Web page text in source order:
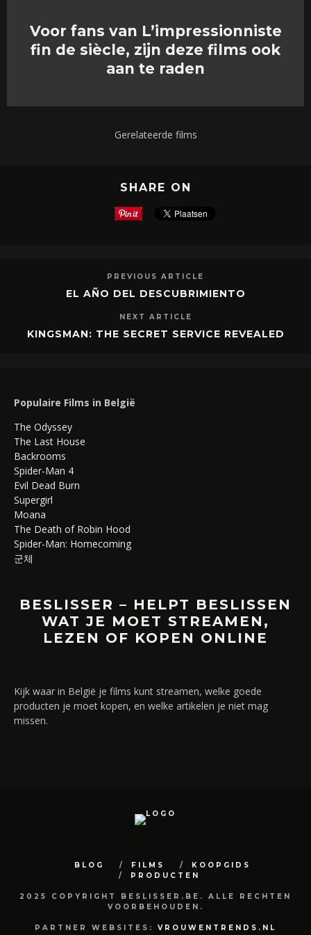
Voor fans van L’impressionniste
fin de siècle, zijn deze films ook
aan te raden
Gerelateerde films
SHARE ON
PREVIOUS ARTICLE
EL AÑO DEL DESCUBRIMIENTO
NEXT ARTICLE
KINGSMAN: THE SECRET SERVICE REVEALED
Populaire Films in België
The Odyssey
The Last House
Backrooms
Spider-Man 4
Evil Dead Burn
Supergirl
Moana
The Death of Robin Hood
Spider-Man: Homecoming
군체
BESLISSER – HELPT BESLISSEN
WAT JE MOET STREAMEN,
LEZEN OF KOPEN ONLINE
Kijk waar in België je films kunt streamen, welke goede
producten je moet kopen, en welke artikelen je niet mag
missen.
BLOG FILMS
KOOPGIDS
PRODUCTEN
2025 COPYRIGHT BESLISSER.BE. ALLE RECHTEN
VOORBEHOUDEN.
PARTNER WEBSITES: VROUWENTRENDS.NL